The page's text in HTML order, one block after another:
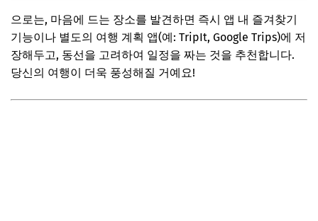
으로는, 마음에 드는 장소를 발견하면 즉시 앱 내 즐겨찾기
기능이나 별도의 여행 계획 앱(예: TripIt, Google Trips)에 저
장해두고, 동선을 고려하여 일정을 짜는 것을 추천합니다.
당신의 여행이 더욱 풍성해질 거예요!